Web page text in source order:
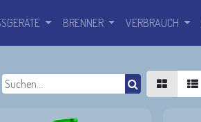
BRENNER VERBRAUCH